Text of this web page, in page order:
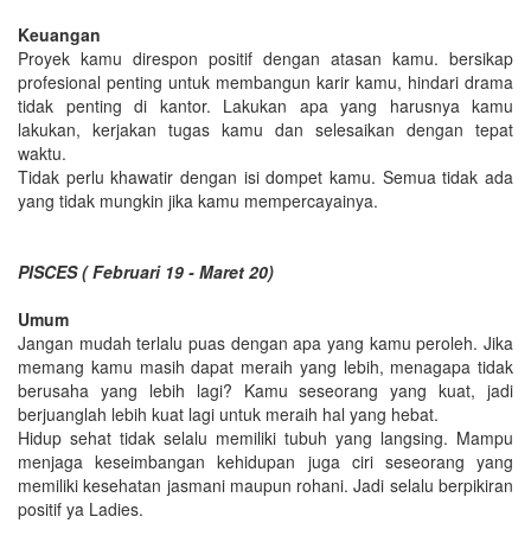
Keuangan
Proyek kamu direspon positif dengan atasan kamu. bersikap
profesional penting untuk membangun karir kamu, hindari drama
tidak penting di kantor. Lakukan apa yang harusnya kamu
lakukan, kerjakan tugas kamu dan selesaikan dengan tepat
waktu.
Tidak perlu khawatir dengan isi dompet kamu. Semua tidak ada
yang tidak mungkin jika kamu mempercayainya.
PISCES ( Februari 19 - Maret 20)
Umum
Jangan mudah terlalu puas dengan apa yang kamu peroleh. Jika
memang kamu masih dapat meraih yang lebih, menagapa tidak
berusaha yang lebih lagi? Kamu seseorang yang kuat, jadi
berjuanglah lebih kuat lagi untuk meraih hal yang hebat.
Hidup sehat tidak selalu memiliki tubuh yang langsing. Mampu
menjaga keseimbangan kehidupan juga ciri seseorang yang
memiliki kesehatan jasmani maupun rohani. Jadi selalu berpikiran
positif ya Ladies.